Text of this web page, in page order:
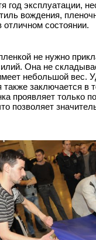
год эксплуатации,
вождения,
отличном состоянии.
не нужно
Она не
небольшой вес.
также заключается в
проявляет только
позволяет